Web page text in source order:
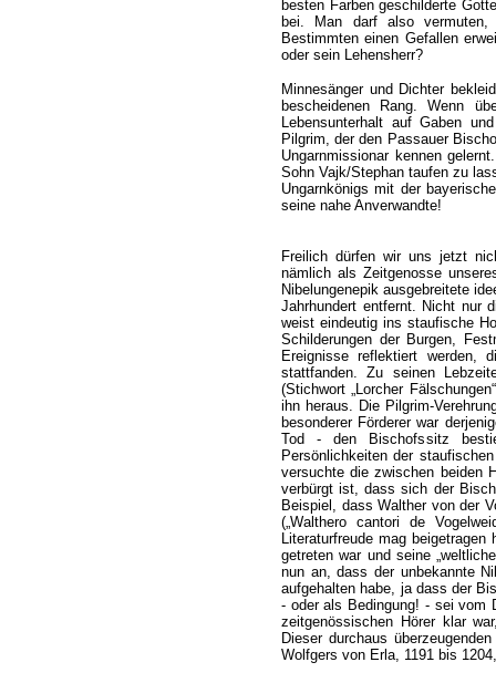
besten Farben geschilderte
bei. Man darf also vermuten,
Bestimmten einen Gefallen
oder sein Lehensherr?
Minnesänger und Dichter
bescheidenen Rang. Wenn
Lebensunterhalt auf Gaben
Pilgrim, der den Passauer
Ungarnmissionar kennen
Sohn Vajk/Stephan taufen zu
Ungarnkönigs mit der
seine nahe Anverwandte!
Freilich dürfen wir uns jetzt
nämlich als Zeitgenosse
Nibelungenepik ausgebreitete
Jahrhundert entfernt. Nicht nur
weist eindeutig ins staufische
Schilderungen der Burgen,
Ereignisse reflektiert
stattfanden. Zu seinen
(Stichwort „Lorcher
ihn heraus. Die Pilgrim-
besonderer Förderer war
Tod - den Bischofssitz
Persönlichkeiten der
versuchte die zwischen beiden
verbürgt ist, dass sich der
Beispiel, dass Walther von der
(„Walthero cantori de
Literaturfreude mag
getreten war und seine
nun an, dass der unbekannte
aufgehalten habe, ja dass der
- oder als Bedingung! - sei vom
zeitgenössischen Hörer klar
Dieser durchaus
Wolfgers von Erla, 1191 bis